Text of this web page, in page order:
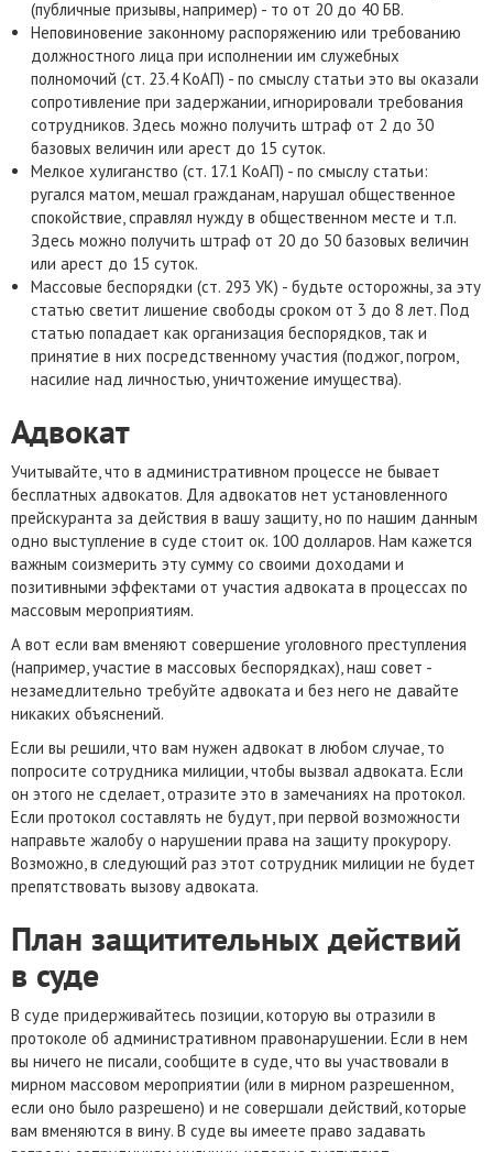
(публичные призывы, например) - то от 20 до 40 БВ.
Неповиновение законному распоряжению или требованию
должностного лица при исполнении им служебных
полномочий (ст. 23.4 КоАП) - по смыслу статьи это вы оказали
сопротивление при задержании, игнорировали требования
сотрудников. Здесь можно получить штраф от 2 до 30
базовых величин или арест до 15 суток.
Мелкое хулиганство (ст. 17.1 КоАП) - по смыслу статьи:
ругался матом, мешал гражданам, нарушал общественное
спокойствие, справлял нужду в общественном месте и т.п.
Здесь можно получить штраф от 20 до 50 базовых величин
или арест до 15 суток.
Массовые беспорядки (ст. 293 УК) - будьте осторожны, за эту
статью светит лишение свободы сроком от 3 до 8 лет. Под
статью попадает как организация беспорядков, так и
принятие в них посредственному участия (поджог, погром,
насилие над личностью, уничтожение имущества).
Адвокат
Учитывайте, что в административном процессе не бывает
бесплатных адвокатов. Для адвокатов нет установленного
прейскуранта за действия в вашу защиту, но по нашим данным
одно выступление в суде стоит ок. 100 долларов. Нам кажется
важным соизмерить эту сумму со своими доходами и
позитивными эффектами от участия адвоката в процессах по
массовым мероприятиям.
А вот если вам вменяют совершение уголовного преступления
(например, участие в массовых беспорядках), наш совет -
незамедлительно требуйте адвоката и без него не давайте
никаких объяснений.
Если вы решили, что вам нужен адвокат в любом случае, то
попросите сотрудника милиции, чтобы вызвал адвоката. Если
он этого не сделает, отразите это в замечаниях на протокол.
Если протокол составлять не будут, при первой возможности
направьте жалобу о нарушении права на защиту прокурору.
Возможно, в следующий раз этот сотрудник милиции не будет
препятствовать вызову адвоката.
План защитительных действий
в суде
В суде придерживайтесь позиции, которую вы отразили в
протоколе об административном правонарушении. Если в нем
вы ничего не писали, сообщите в суде, что вы участвовали в
мирном массовом мероприятии (или в мирном разрешенном,
если оно было разрешено) и не совершали действий, которые
вам вменяются в вину. В суде вы имеете право задавать